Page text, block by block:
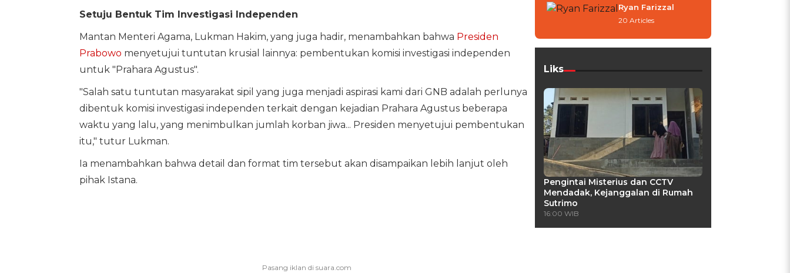
Setuju Bentuk Tim Investigasi Independen
Mantan Menteri Agama, Lukman Hakim, yang juga hadir, menambahkan bahwa Presiden
Prabowo menyetujui tuntutan krusial lainnya: pembentukan komisi investigasi independen
untuk "Prahara Agustus".
"Salah satu tuntutan masyarakat sipil yang juga menjadi aspirasi kami dari GNB adalah perlunya
dibentuk komisi investigasi independen terkait dengan kejadian Prahara Agustus beberapa
waktu yang lalu, yang menimbulkan jumlah korban jiwa... Presiden menyetujui pembentukan
itu," tutur Lukman.
Ia menambahkan bahwa detail dan format tim tersebut akan disampaikan lebih lanjut oleh
pihak Istana.
Ryan Farizzal
20 Articles
Liks
Pengintai Misterius dan CCTV
Mendadak, Kejanggalan di Rumah
Sutrimo
16:00 WIB